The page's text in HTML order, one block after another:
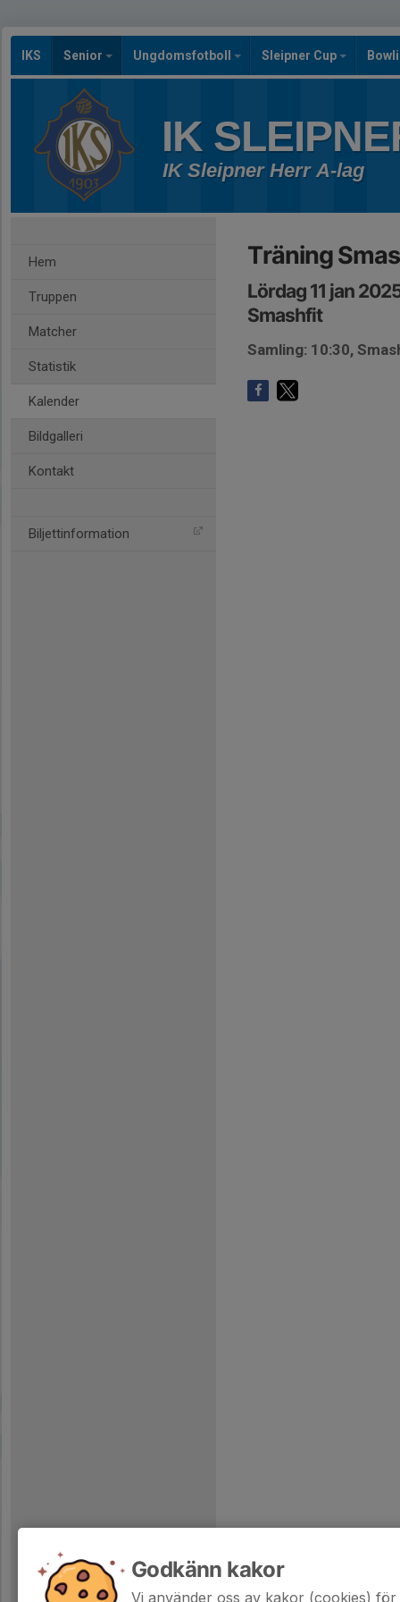
IKS Senior Ungdomsfotboll Sleipner Cup
IK
IK Sleipner Herr A-lag
Hem
Truppen
Matcher
Statistik
Kalender
Bildgalleri
Kontakt
Biljettinformation
Träning
Lördag 11 jan
Smashfit
Samling: 10:30,
Godkänn kakor
Vi använder oss av kakor (cookies)